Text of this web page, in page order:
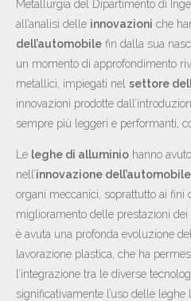
Metallurgia del Dipartimento di
all’analisi delle innovazioni che
dell’automobile fin dalla sua
un momento di approfondimento
metallici, impiegati nel settore
innovazioni prodotte
sempre più leggeri e performanti,
Le leghe di alluminio hanno
nell’innovazione dell’automobile
organi meccanici, soprattutto ai fini
miglioramento delle prestazioni
è avuta una profonda evoluzione
lavorazione plastica, che ha
l’integrazione tra le diverse
significativamente l’uso delle